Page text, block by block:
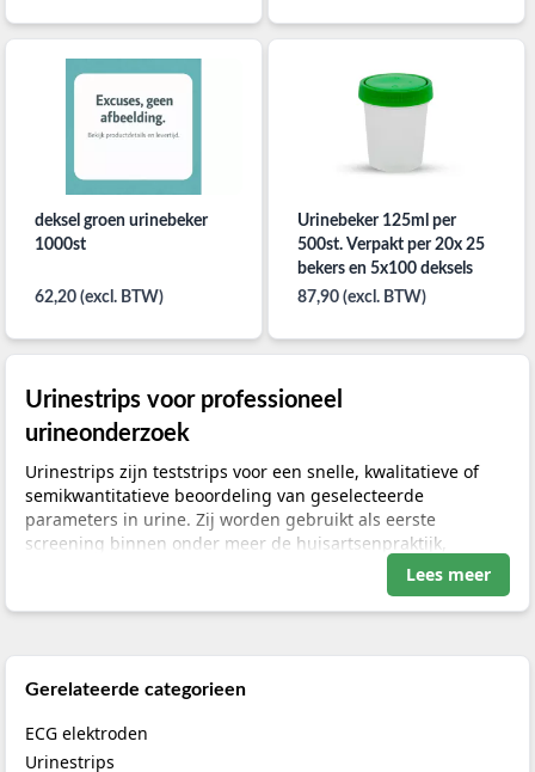
Gerelateerde categorieen
ECG elektroden
Urinestrips
deksel groen urinebeker
1000st
62,20 (excl. BTW)
Urinebeker 125ml per
500st. Verpakt per 20x 25
bekers en 5x100 deksels
87,90 (excl. BTW)
Urinestrips voor professioneel
urineonderzoek
Urinestrips zijn teststrips voor een snelle, kwalitatieve of
semikwantitatieve beoordeling van geselecteerde
parameters in urine. Zij worden gebruikt als eerste
screening binnen onder meer de huisartsenpraktijk,
verpleegzorg, ziekenhuiszorg en andere professionele
zorgomgevingen. Een uitslag kan aanleiding geven tot
aanvullend onderzoek, maar moet altijd worden beoordeeld
onderzoek en eventuele vervolgdiagnostiek.
toepassingen: van gerichte strips voor één parameter tot
combi- en multistrips met meerdere testvelden. Ook vindt u
Lees meer